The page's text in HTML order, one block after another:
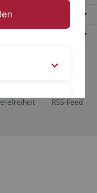
RSS-Feed